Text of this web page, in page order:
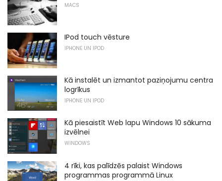
MACS
IPod touch vēsture
IPHONE UN IPOD
Kā instalēt un izmantot paziņojumu centra
logrīkus
IPHONE UN IPOD
Kā piesaistīt Web lapu Windows 10 sākuma
izvēlnei
WINDOWS
4 rīki, kas palīdzēs palaist Windows
programmas programmā Linux